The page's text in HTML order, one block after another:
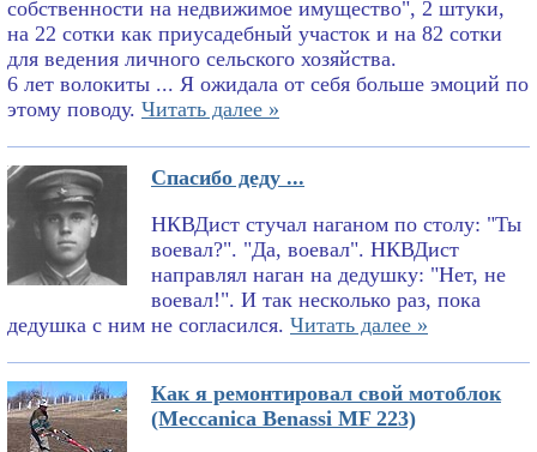
собственности на недвижимое имущество", 2 штуки,
на 22 сотки как приусадебный участок и на 82 сотки
для ведения личного сельского хозяйства.
6 лет волокиты ... Я ожидала от себя больше эмоций по
этому поводу. Читать далее »
Спасибо деду ...
НКВДист стучал наганом по столу: "Ты
воевал?". "Да, воевал". НКВДист
направлял наган на дедушку: "Нет, не
воевал!". И так несколько раз, пока
дедушка с ним не согласился. Читать далее »
Как я ремонтировал свой мотоблок
(Meccanica Benassi MF 223)